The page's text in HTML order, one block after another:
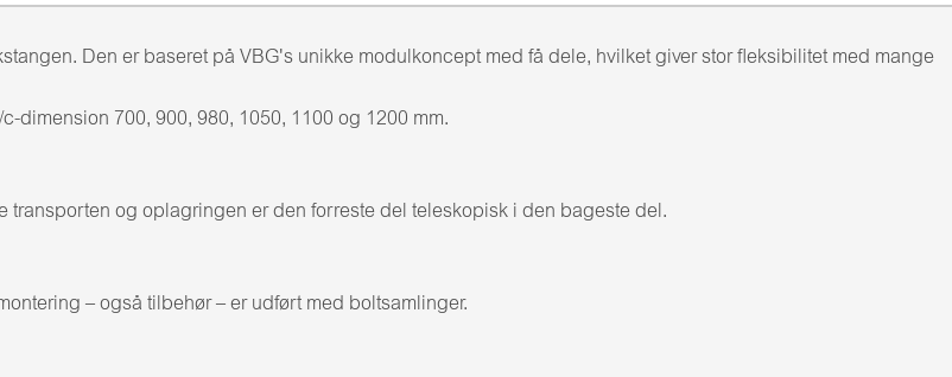
Den er baseret på VBG's unikke modulkoncept med få dele, hvilket giver stor fleksibilitet med mange
dimension 700, 900, 980, 1050, 1100 og 1200 mm.
og oplagringen er den forreste del teleskopisk i den bageste del.
– også tilbehør – er udført med boltsamlinger.